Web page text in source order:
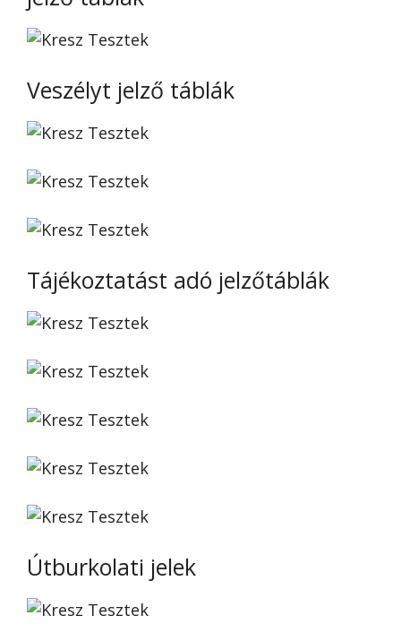
Veszélyt jelző táblák
Tájékoztatást adó jelzőtáblák
Útburkolati jelek